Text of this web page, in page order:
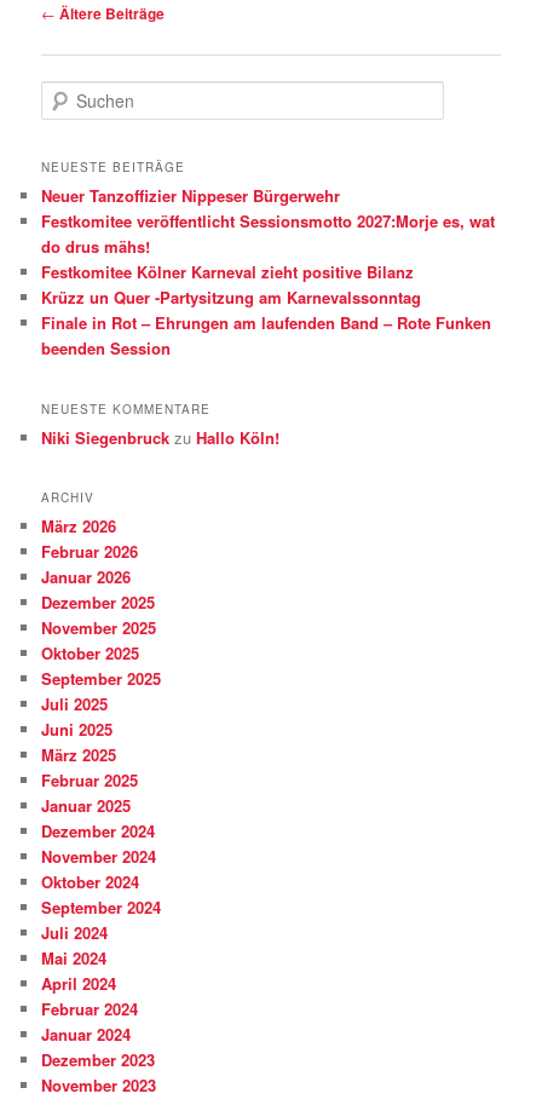
Beitragsnavigation
← Ältere Beiträge
u
h
n
NEUESTE BEITRÄGE
Neuer Tanzoffizier Nippeser Bürgerwehr
Festkomitee veröffentlicht Sessionsmotto 2027:Morje es, wat
do drus mähs!
Festkomitee Kölner Karneval zieht positive Bilanz
Krüzz un Quer -Partysitzung am Karnevalssonntag
Finale in Rot – Ehrungen am laufenden Band – Rote Funken
beenden Session
NEUESTE KOMMENTARE
Niki Siegenbruck zuHallo Köln!
ARCHIV
März 2026
Februar 2026
Januar 2026
Dezember 2025
November 2025
Oktober 2025
September 2025
Juli 2025
Juni 2025
März 2025
Februar 2025
Januar 2025
Dezember 2024
November 2024
Oktober 2024
September 2024
Juli 2024
Mai 2024
April 2024
Februar 2024
Januar 2024
Dezember 2023
November 2023